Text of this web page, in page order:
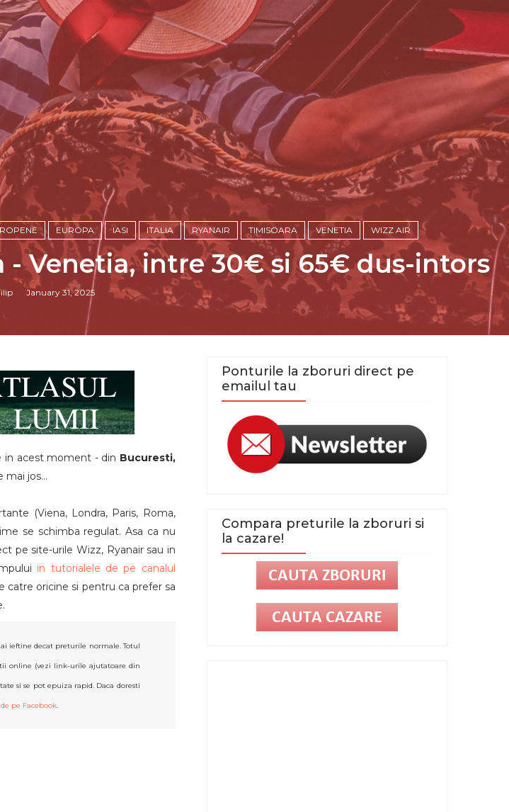
EUROPA IASI ITALIA RYANAIR TIMISOARA VENETIA WIZZ AIR
Venetia, intre 30€ si 65€ dus-intors
January 31, 2025
in acest moment - din Bucuresti,
mai jos...
(Viena, Londra, Paris, Roma,
se schimba regulat. Asa ca nu
pe site-urile Wizz, Ryanair sau in
in tutorialele de pe canalul
catre oricine si pentru ca prefer sa
ieftine decat preturile normale. Totul
online (vezi link-urile ajutatoare din
si se pot epuiza rapid. Daca doresti
pe Facebook.
Ponturile la zboruri direct pe
emailul tau
Compara preturile la zboruri si
la cazare!